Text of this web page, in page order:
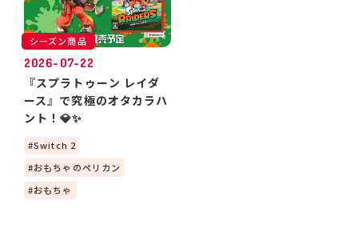
シーズン商品
2026-07-22
『スプラトゥーン レイダ
ース』で究極のオタカラハ
ント！💎✨
Switch 2
おもちゃのペリカン
おもちゃ